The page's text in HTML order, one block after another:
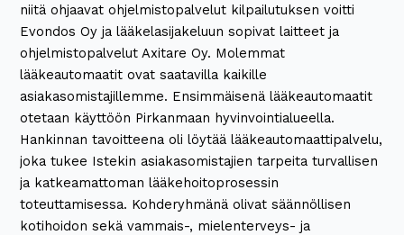
niitä ohjaavat ohjelmistopalvelut kilpailutuksen voitti
Evondos Oy ja lääkelasijakeluun sopivat laitteet ja
ohjelmistopalvelut Axitare Oy. Molemmat
lääkeautomaatit ovat saatavilla kaikille
asiakasomistajillemme. Ensimmäisenä lääkeautomaatit
otetaan käyttöön Pirkanmaan hyvinvointialueella.
Hankinnan tavoitteena oli löytää lääkeautomaattipalvelu,
joka tukee Istekin asiakasomistajien tarpeita turvallisen
ja katkeamattoman lääkehoitoprosessin
toteuttamisessa. Kohderyhmänä olivat säännöllisen
kotihoidon sekä vammais-, mielenterveys- ja